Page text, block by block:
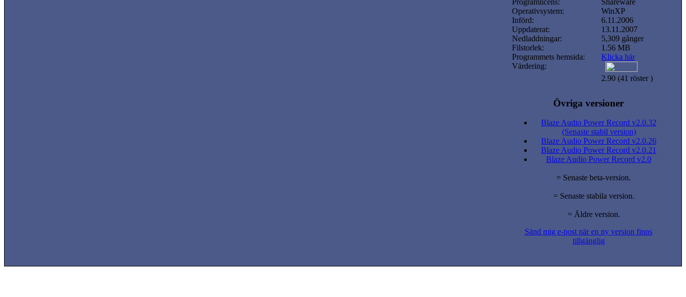
Programlicens:
Shareware
Operativsystem:
WinXP
Införd:
6.11.2006
Uppdaterat:
13.11.2007
Nedladdningar:
5,309 gånger
Filstorlek:
1.56 MB
Programmets hemsida:
Klicka här
Värdering:
2.90 (41 röster )
Övriga versioner
Blaze Audio Power Record v2.0.32
(Senaste stabil version)
Blaze Audio Power Record v2.0.26
Blaze Audio Power Record v2.0.21
Blaze Audio Power Record v2.0
= Senaste beta-version.
= Senaste stabila version.
= Äldre version.
Sänd mig e-post när en ny version finns
tillgänglig